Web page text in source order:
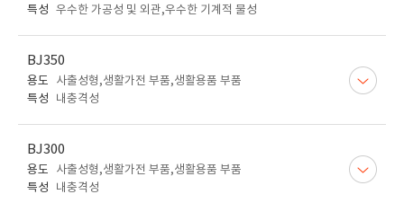
특성 우수한 가공성 및 외관,우수한 기계적 물성
BJ350
용도
사출성형,생활가전 부품,생활용품 부품
특성
내충격성
BJ300
용도
사출성형,생활가전 부품,생활용품 부품
특성
내충격성